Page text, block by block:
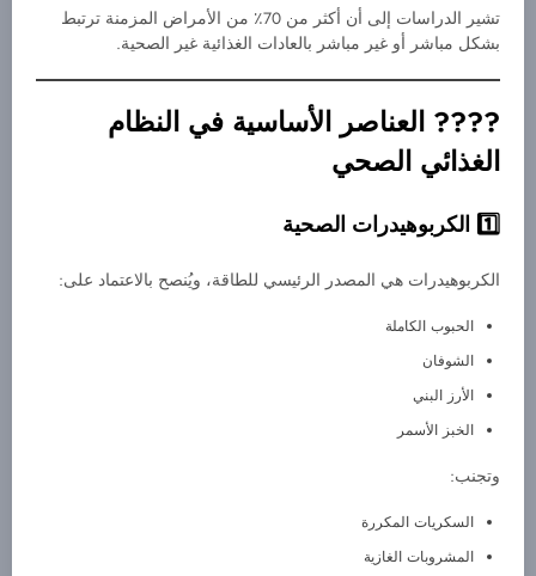
تشير الدراسات إلى أن أكثر من 70٪ من الأمراض المزمنة ترتبط
بشكل مباشر أو غير مباشر بالعادات الغذائية غير الصحية.
???? العناصر الأساسية في النظام
الغذائي الصحي
الكربوهيدرات الصحية
الكربوهيدرات هي المصدر الرئيسي للطاقة، ويُنصح بالاعتماد على:
الحبوب الكاملة
الشوفان
الأرز البني
الخبز الأسمر
وتجنب:
السكريات المكررة
المشروبات الغازية